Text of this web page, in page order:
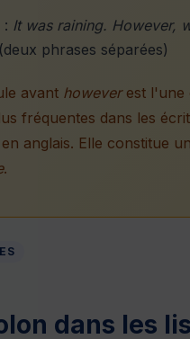
: It was raining. However,
(deux phrases séparées)
avant howeverest l'une
fréquentes dans les
anglais. Elle constitue un
.
dans les